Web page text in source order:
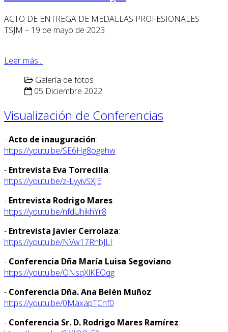
ACTO DE ENTREGA DE MEDALLAS PROFESIONALES
TSJM – 19 de mayo de 2023
Leer más...
Galería de fotos
05 Diciembre 2022
Visualización de Conferencias
-Acto de inauguración:
https://youtu.be/SE6Hg8ogehw
- Entrevista Eva Torrecilla:
https://youtu.be/z-LyyivSXjE
- Entrevista Rodrigo Mares:
https://youtu.be/nfdUhikhYr8
- Entrevista Javier Cerrolaza:
https://youtu.be/NVw17RhbJLI
- Conferencia Dña María Luisa Segoviano:
https://youtu.be/ONsqXlKEOqg
- Conferencia Dña. Ana Belén Muñoz:
https://youtu.be/0MaxapTChf0
- Conferencia Sr. D. Rodrigo Mares Ramírez: